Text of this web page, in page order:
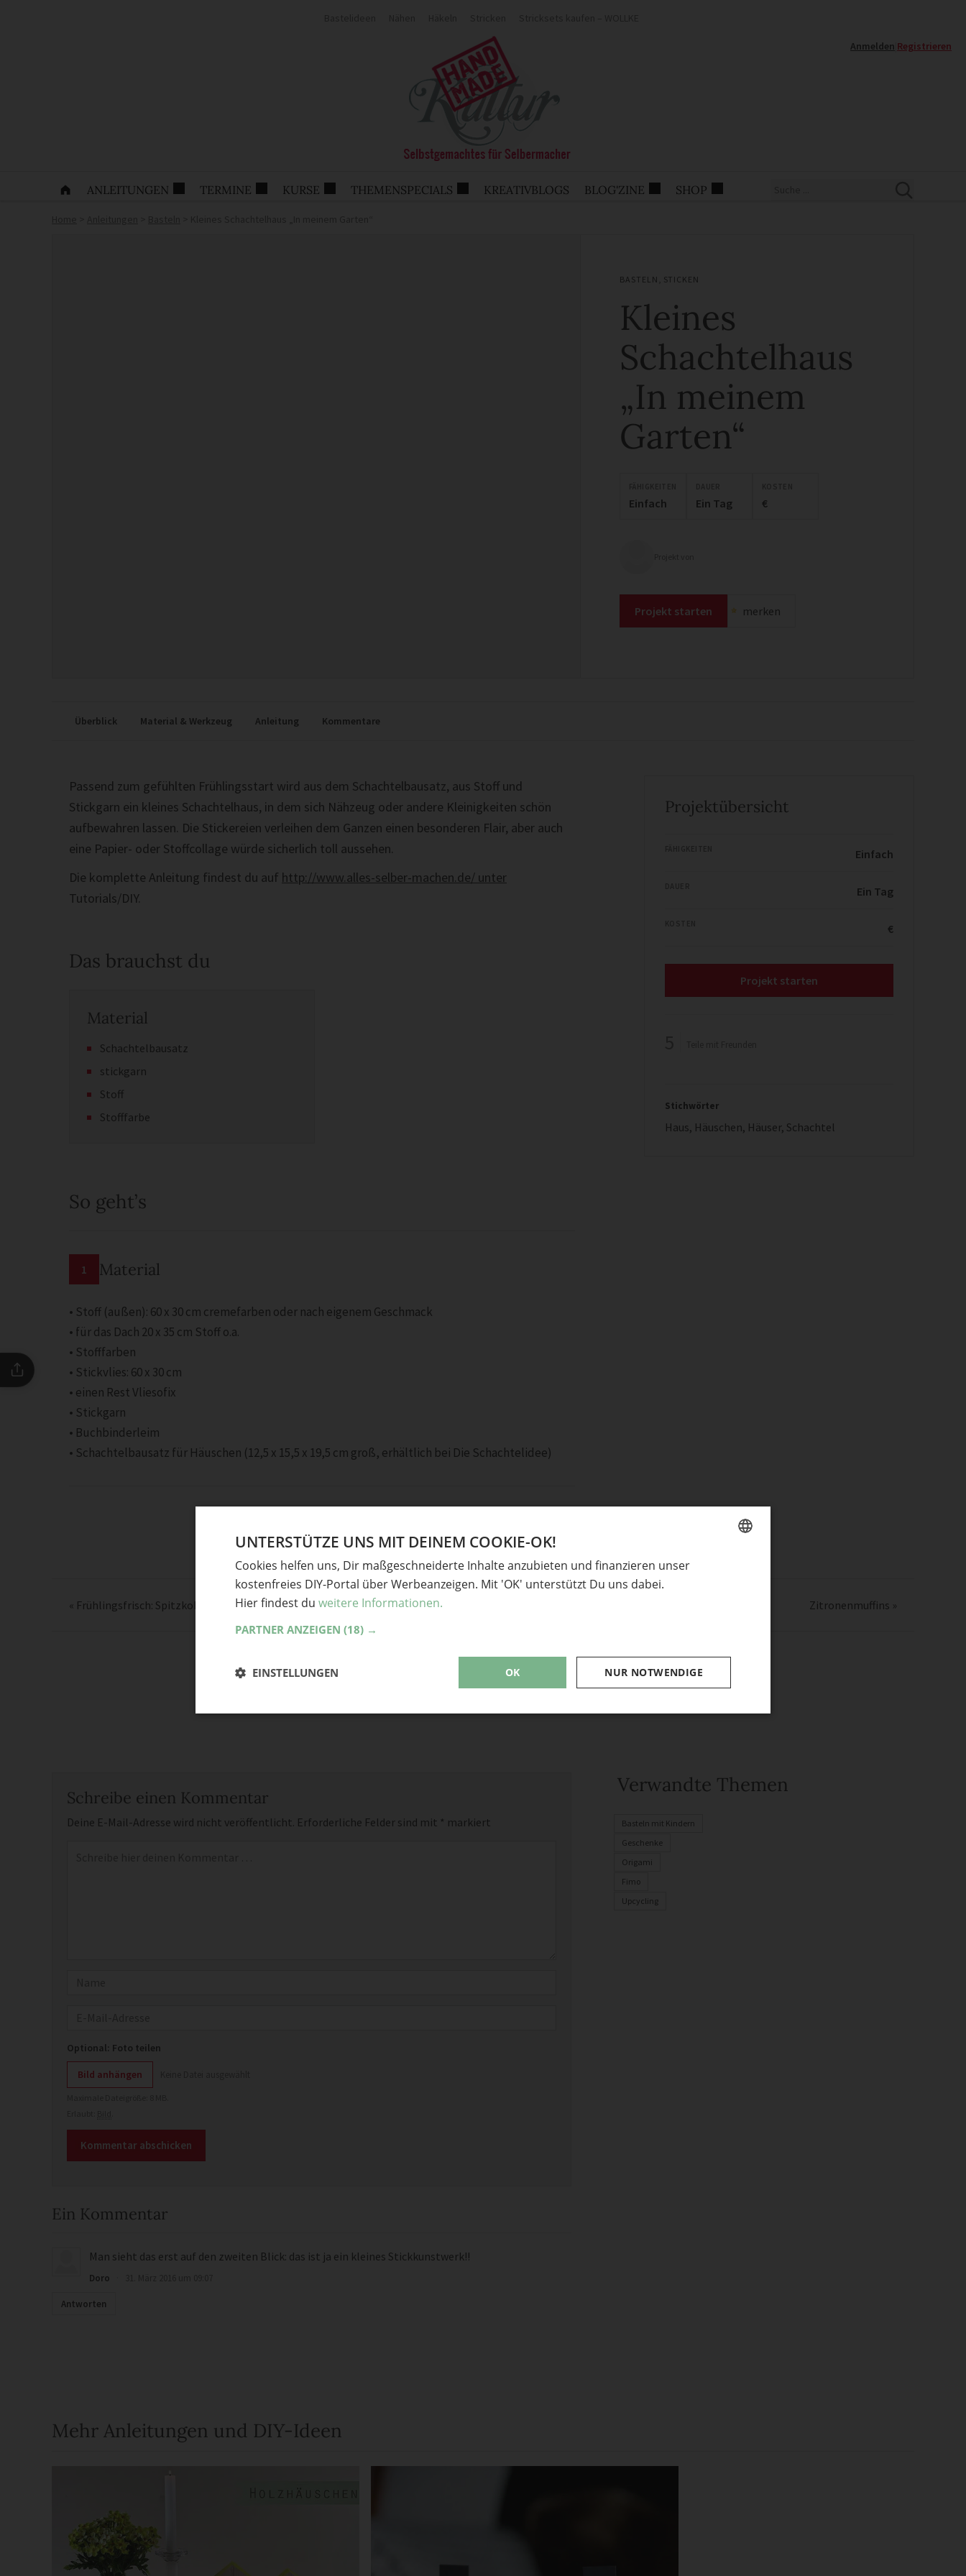
Anmelden Registrieren
ANLEITUNGEN TERMINE KURSE THEMENSPECIALS KREATIVBLOGS BLOG'ZINE SHOP
BASTELN STICKEN
Kleines
Schachtelhaus
„In meinem
Garten“
Einfach Ein Tag €
Projekt starten merken
Überblick Material & Werkzeug Anleitung Kommentare
Passend zum gefühlten Frühlingsstart wird aus dem Schachtelbausatz, aus Stoff und
Stickgarn ein kleines Schachtelhaus, in dem sich Nähzeug oder andere Kleinigkeiten schön
aufbewahren lassen. Die Stickereien verleihen dem Ganzen einen besonderen Flair, aber auch
eine Papier- oder Stoffcollage würde sicherlich toll aussehen.
Die komplette Anleitung findest du auf http://www.alles-selber-machen.de/ unter
Tutorials/DIY.
Das brauchst du
Material
Schachtelbausatz
stickgarn
Stoff
Stofffarbe
So geht’s
1 Material
• Stoff (außen): 60 x 30 cm cremefarben oder nach eigenem Geschmack
• für das Dach 20 x 35 cm Stoff o.a.
• Stofffarben
• Stickvlies: 60 x 30 cm
• einen Rest Vliesofix
• Stickgarn
• Buchbinderleim
• Schachtelbausatz für Häuschen (12,5 x 15,5 x 19,5 cm groß, erhältlich bei Die Schachtelidee)
Projektübersicht
Einfach
Ein Tag
€
Projekt starten
Stichwörter
Haus, Häuschen, Häuser, Schachtel
« Frühlingsfrisch: Spitzkohlgemüse mit Orangen und Polentabratlingen Zitronenmuffins »
Schreibe einen Kommentar
Deine E-Mail-Adresse wird nicht veröffentlicht. Erforderliche Felder sind mit * markiert
Optional: Foto teilen
Bild anhängen
Ein Kommentar
Man sieht das erst auf den zweiten Blick: das ist ja ein kleines Stickkunstwerk!!
Doro
Antworten
Verwandte Themen
Basteln mit Kindern
Geschenke
Origami
Fimo
Upcycling
Mehr Anleitungen und DIY-Ideen
UNTERSTÜTZE UNS MIT DEINEM COOKIE-OK!
Cookies helfen uns, Dir maßgeschneiderte Inhalte anzubieten und finanzieren unser
kostenfreies DIY-Portal über Werbeanzeigen. Mit 'OK' unterstützt Du uns dabei.
Hier findest du weitere Informationen.
PARTNER ANZEIGEN (18) →
OK NUR NOTWENDIGE
EINSTELLUNGEN